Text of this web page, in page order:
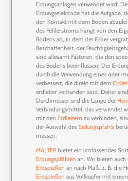
Erdungsanlagen verwendet wird.
Erdungselektrode hat die Aufgabe,
den Kontakt mit dem Boden
des Fehlerstroms hängt von den
Bodens ab, in dem der Erder
Beschaffenheit, der
sind allesamt Faktoren, die den
des Bodens beeinflussen. Der
durch die Verwendung eines oder
verbessert, die direkt mit dem
erdleiter verbunden sind. Daher
Durchmesser und die Länge der
Verbindungsmittel, das verwendet
mit den Erdleitern zu verbinden,
der Auswahl des Erdungspfahls
müssen.
MALTEP bietet ein umfassendes
Erdungspfählen an. Wir bieten
Erdspießen an nach Maß, z. B. die
Erdspießen aus Vollkupfer mit